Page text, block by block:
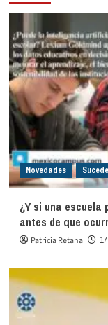
Novedades
¿Y si una
antes de que
Patricia Retana